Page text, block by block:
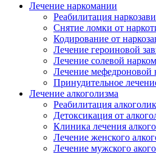
Лечение наркомании
Реабилитация
Снятие ломки от
Кодирование от
Лечение героиновой
Лечение солевой
Лечение мефедроновой
Принудительное
Лечение алкоголизма
Реабилитация
Детоксикация от
Клиника лечения
Лечение женского
Лечение мужского